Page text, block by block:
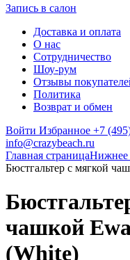
Запись в салон
Доставка и оплата
О нас
Сотрудничество
Шоу-рум
Отзывы
Политика
Возврат и обмен
Войти Избранное +7
info@crazybeach.ru
Главная страницаНижнее
Бюстгальтер с мягкой
чашкой
(White)